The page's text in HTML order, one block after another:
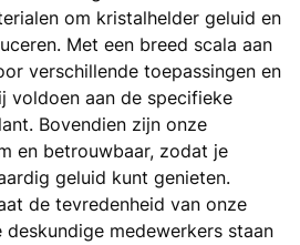
om kristalhelder geluid en
Met een breed scala aan
verschillende toepassingen en
voldoen aan de specifieke
Bovendien zijn onze
en betrouwbaar, zodat je
geluid kunt genieten.
de tevredenheid van onze
medewerkers staan